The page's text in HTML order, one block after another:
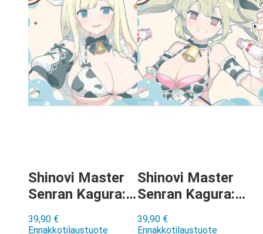
Shinovi Master
Senran Kagura:
Yomi Milk Maid
39,90 €
Ennakkotilaustuote
Shinovi Master
Senran Kagura:
Kafuru Milk
39,90 €
Ennakkotilaustuote